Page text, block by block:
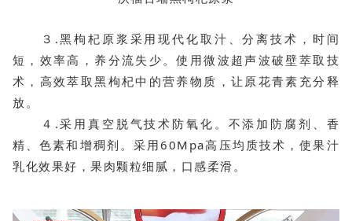
３.黑枸杞原浆采用现代化取汁、分离技术，时间
短，效率高，养分流失少。使用微波超声波破壁萃取技
术，高效萃取黑枸杞中的营养物质，让原花青素充分释
放。
４.采用真空脱气技术防氧化。不添加防腐剂、香
精、色素和增稠剂。采用60Mpa高压均质技术，使果汁
乳化效果好，果肉颗粒细腻，口感柔滑。